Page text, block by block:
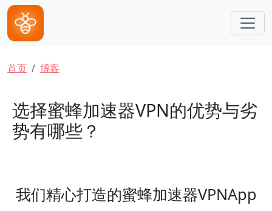
跳转到主要内容
面包屑
首页 博客
选择蜜蜂加速器VPN的优势与劣
势有哪些？
我们精心打造的蜜蜂加速器VPNApp